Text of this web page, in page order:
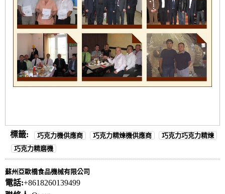
標籤: 巧克力機供應商 巧克力精煉機供應商
巧克力巧克力精煉
巧克力精磨機
蘇州亞歐橋食品機械有限公司
電話:+8618260139499